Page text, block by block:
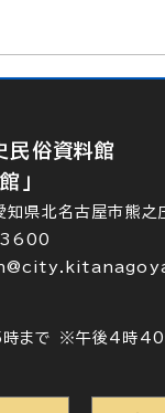
民俗資料館
」
北名古屋市熊之
3600
まで ※午後4時40